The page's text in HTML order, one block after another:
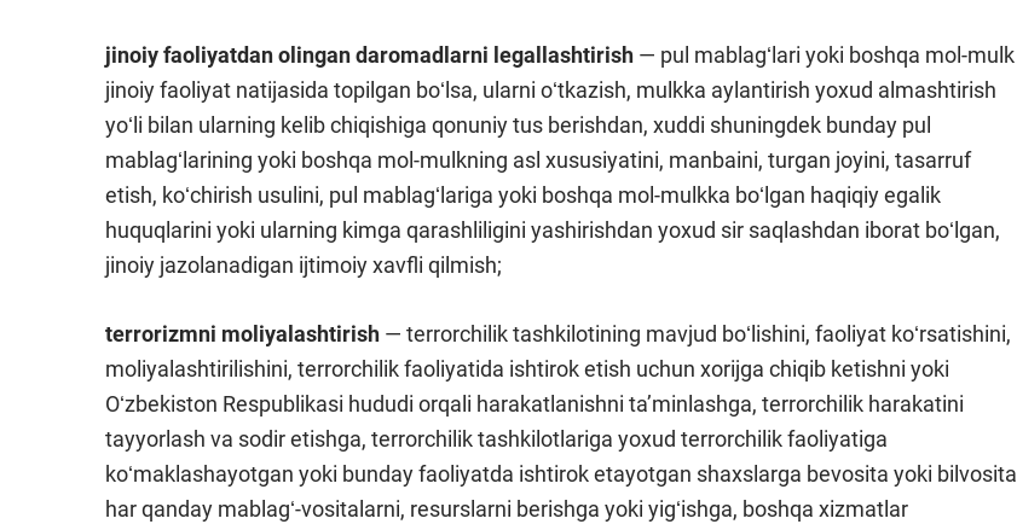
jinoiy faoliyatdan olingan daromadlarni legallashtirish — pul mablagʻlari yoki boshqa mol-mulk
jinoiy faoliyat natijasida topilgan boʻlsa, ularni oʻtkazish, mulkka aylantirish yoxud almashtirish
yoʻli bilan ularning kelib chiqishiga qonuniy tus berishdan, xuddi shuningdek bunday pul
mablagʻlarining yoki boshqa mol-mulkning asl xususiyatini, manbaini, turgan joyini, tasarruf
etish, koʻchirish usulini, pul mablagʻlariga yoki boshqa mol-mulkka boʻlgan haqiqiy egalik
huquqlarini yoki ularning kimga qarashliligini yashirishdan yoxud sir saqlashdan iborat boʻlgan,
jinoiy jazolanadigan ijtimoiy xavfli qilmish;
terrorizmni moliyalashtirish — terrorchilik tashkilotining mavjud boʻlishini, faoliyat koʻrsatishini,
moliyalashtirilishini, terrorchilik faoliyatida ishtirok etish uchun xorijga chiqib ketishni yoki
Oʻzbekiston Respublikasi hududi orqali harakatlanishni taʼminlashga, terrorchilik harakatini
tayyorlash va sodir etishga, terrorchilik tashkilotlariga yoxud terrorchilik faoliyatiga
koʻmaklashayotgan yoki bunday faoliyatda ishtirok etayotgan shaxslarga bevosita yoki bilvosita
har qanday mablagʻ-vositalarni, resurslarni berishga yoki yigʻishga, boshqa xizmatlar